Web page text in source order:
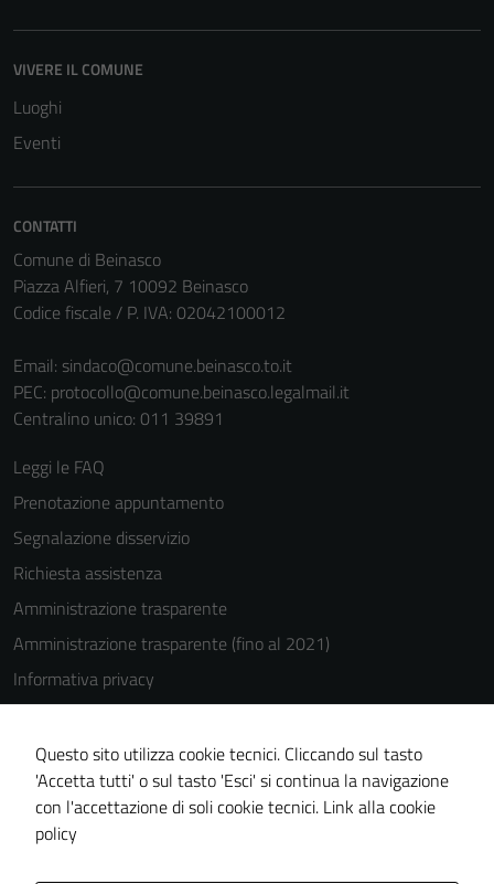
VIVERE IL COMUNE
Luoghi
Eventi
CONTATTI
Comune di Beinasco
Piazza Alfieri, 7 10092 Beinasco
Codice fiscale / P. IVA: 02042100012
Email: sindaco@comune.beinasco.to.it
PEC: protocollo@comune.beinasco.legalmail.it
Centralino unico: 011 39891
Leggi le FAQ
Prenotazione appuntamento
Segnalazione disservizio
Richiesta assistenza
Amministrazione trasparente
Amministrazione trasparente (fino al 2021)
Informativa privacy
Cookie Policy
Note legali
Dichiarazione di accessibilità
Piano di miglioramento del sito
Questo sito utilizza cookie tecnici. Cliccando sul tasto
'Accetta tutti' o sul tasto 'Esci' si continua la navigazione
con l'accettazione di soli cookie tecnici. Link alla cookie
policy
non raccolgono